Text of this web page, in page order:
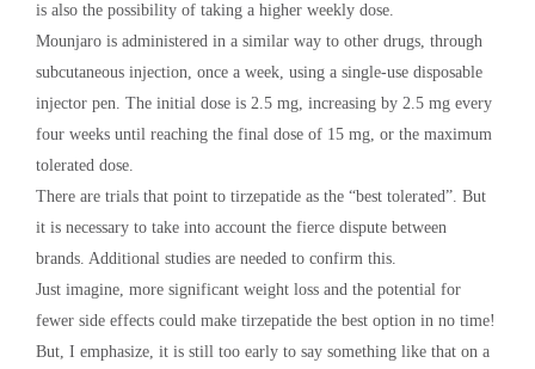
is also the possibility of taking a higher weekly dose.
Mounjaro is administered in a similar way to other drugs, through
subcutaneous injection, once a week, using a single-use disposable
injector pen. The initial dose is 2.5 mg, increasing by 2.5 mg every
four weeks until reaching the final dose of 15 mg, or the maximum
tolerated dose.
There are trials that point to tirzepatide as the “best tolerated”. But
it is necessary to take into account the fierce dispute between
brands. Additional studies are needed to confirm this.
Just imagine, more significant weight loss and the potential for
fewer side effects could make tirzepatide the best option in no time!
But, I emphasize, it is still too early to say something like that on a